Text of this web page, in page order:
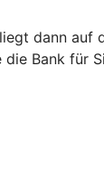
dann
Bank für